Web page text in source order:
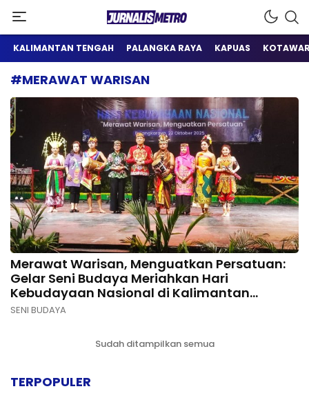
Jurnalis Metro
Satu Wadah Informasi
KALIMANTAN TENGAH PALANGKA RAYA KAPUAS
#MERAWAT WARISAN
Merawat Warisan, Menguatkan Persatuan:
Gelar Seni Budaya Meriahkan Hari
Kebudayaan Nasional di Kalimantan
Tengah
SENI BUDAYA
Sudah ditampilkan semua
TERPOPULER